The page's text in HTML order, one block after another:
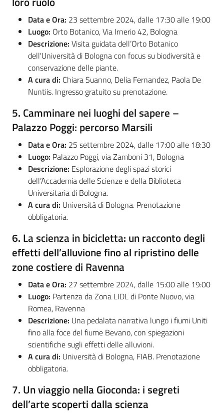
Data e Ora: 23 settembre 2024, dalle 17:30 alle 19:00
Luogo: Orto Botanico, Via Irnerio 42, Bologna
Descrizione: Visita guidata dell’Orto Botanico
dell'Università di Bologna con focus su biodiversità e
conservazione delle piante.
A cura di: Chiara Suanno, Delia Fernandez, Paola De
Nuntiis. Ingresso gratuito su prenotazione.
5. Camminare nei luoghi del sapere –
Palazzo Poggi: percorso Marsili
Data e Ora: 25 settembre 2024, dalle 17:00 alle 18:30
Luogo: Palazzo Poggi, via Zamboni 31, Bologna
Descrizione: Esplorazione degli spazi storici
dell’Accademia delle Scienze e della Biblioteca
Universitaria di Bologna.
A cura di: Università di Bologna. Prenotazione
obbligatoria.
6. La scienza in bicicletta: un racconto degli
effetti dell’alluvione fino al ripristino delle
zone costiere di Ravenna
Data e Ora: 27 settembre 2024, dalle 15:00 alle 19:00
Luogo: Partenza da Zona LIDL di Ponte Nuovo, via
Romea, Ravenna
Descrizione: Una pedalata narrativa lungo i fiumi Uniti
fino alla foce del fiume Bevano, con spiegazioni
scientifiche sugli effetti delle alluvioni.
A cura di: Università di Bologna, FIAB. Prenotazione
obbligatoria.
7. Un viaggio nella Gioconda: i segreti
dell’arte scoperti dalla scienza